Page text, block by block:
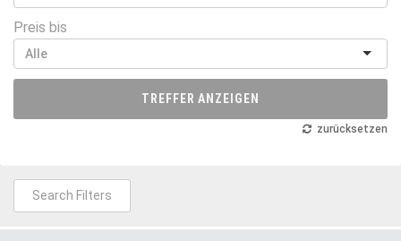
Preis bis
TREFFER ANZEIGEN
zurücksetzen
Search Filters